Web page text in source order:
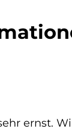
ernst.